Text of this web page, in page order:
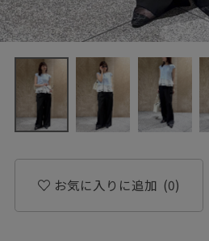
お気に入りに追加 (0)